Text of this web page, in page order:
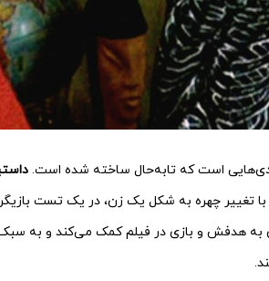
است که تابه‌حال ساخته شده است.
با تغییر چهره به شکل یک زن، در یک تست
به هدفش و بازی در فیلم کمک می‌کند و به